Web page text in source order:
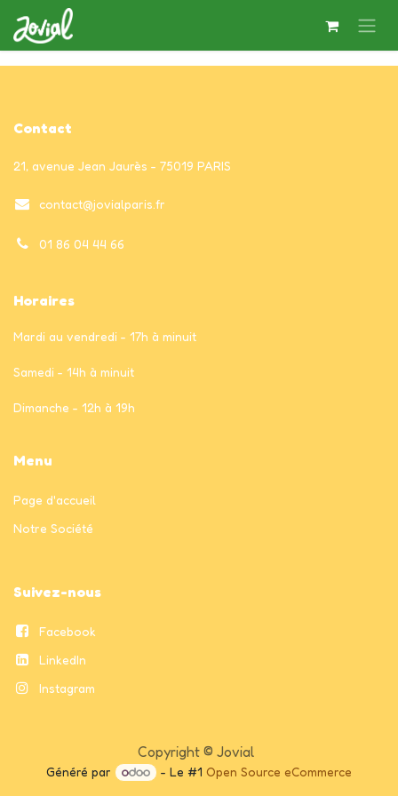
Se rendre au contenu
Contact
21, avenue Jean Jaurès - 75019 PARIS
contact@jovialparis.fr
01 86 04 44 66
Horaires
Mardi au vendredi - 17h à minuit
Samedi - 14h à minuit
Dimanche - 12h à 19h
Menu
Page d'accueil
Notre Société
Suivez-nous
Facebook
LinkedIn
Instagram
Copyright © Jovial
Généré par - Le #1 Open Source eCommerce